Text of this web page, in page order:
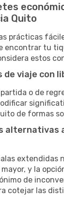
Quito
prácticas
encontrar tu
estos
viaje con
o de
de formas
alternativas
extendidas
y la
de
cotejar las